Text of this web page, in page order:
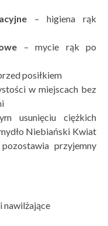
– higiena rąk
– mycie rąk po
posiłkiem
w miejscach bez
usunięciu ciężkich
Niebiański Kwiat
przyjemny
nawilżające